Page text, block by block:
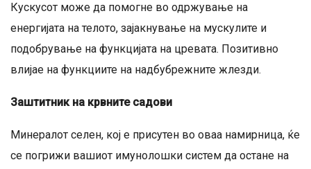
Кускусот може да помогне во одржување на
енергијата на телото, зајакнување на мускулите и
подобрување на функцијата на цревата. Позитивно
влијае на функциите на надбубрежните жлезди.
Заштитник на крвните садови
Минералот селен, кој е присутен во оваа намирница, ќе
се погрижи вашиот имунолошки систем да остане на